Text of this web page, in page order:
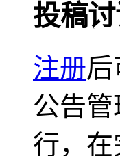
投稿
注册
公告
行，